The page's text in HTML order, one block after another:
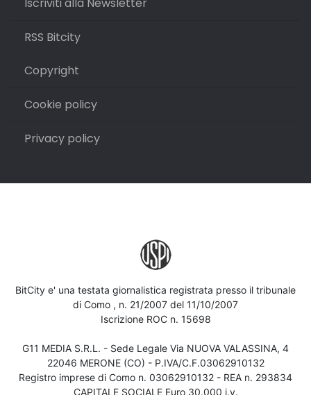
RSS Bitcity
Copyright
Cookie policy
Privacy policy
BitCity e' una testata giornalistica registrata presso il tribunale
di Como , n. 21/2007 del 11/10/2007
Iscrizione ROC n. 15698
G11 MEDIA S.R.L. - Sede Legale Via NUOVA VALASSINA, 4
22046 MERONE (CO) - P.IVA/C.F.03062910132
Registro imprese di Como n. 03062910132 - REA n. 293834
CAPITALE SOCIALE Euro 30.000 i.v.